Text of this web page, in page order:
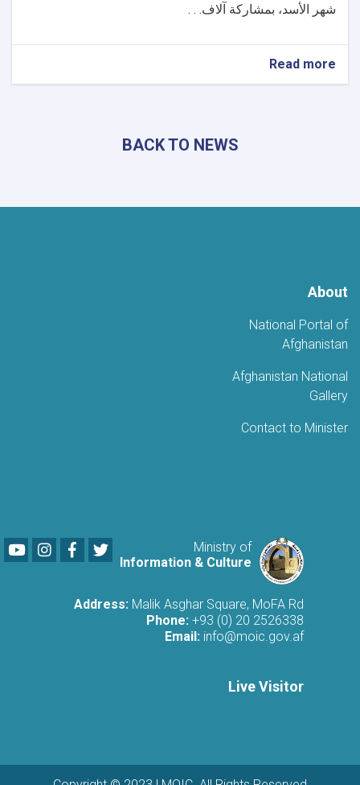
شهر الأسد، بمشاركة آلاف. . .
Read more
حاشدة
للتحرير
BACK TO NEWS
About
National Portal of
Afghanistan
Afghanistan National
Gallery
Contact to Minister
Ministry of
Information & Culture
YoutubeLinkedIn
Facebook
Address: Malik Asghar Square, MoFA Rd
Phone: +93 (0) 20 2526338
Email: info@moic.gov.af
Live Visitor